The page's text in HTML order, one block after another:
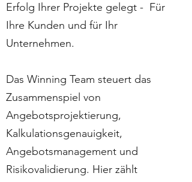
Erfolg Ihrer Projekte gelegt - Für
Ihre Kunden und für Ihr
Unternehmen.
Das Winning Team steuert das
Zusammenspiel von
Angebotsprojektierung,
Kalkulationsgenauigkeit,
Angebotsmanagement und
Risikovalidierung. Hier zählt